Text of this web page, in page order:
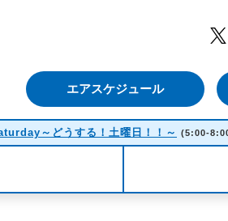
エアスケジュール
～どうする！土曜日！！～ (5:00-